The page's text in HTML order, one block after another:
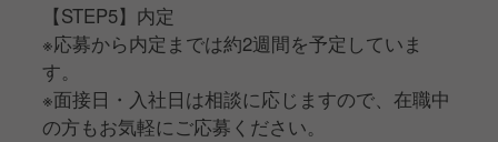
【STEP5】内定
※応募から内定までは約2週間を予定していま
す。
※面接日・入社日は相談に応じますので、在職中
の方もお気軽にご応募ください。